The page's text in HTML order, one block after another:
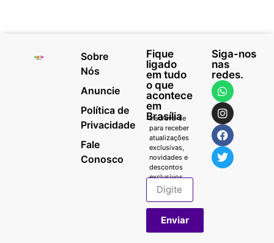
Sobre
Nós
Anuncie
Política de
Privacidade
Fale
Conosco
Fique
ligado
em tudo
o que
acontece
em
Brasília
Inscreva-se
para receber
atualizações
exclusivas,
novidades e
descontos
exclusivos.
Enviar
Siga-nos
nas
redes.